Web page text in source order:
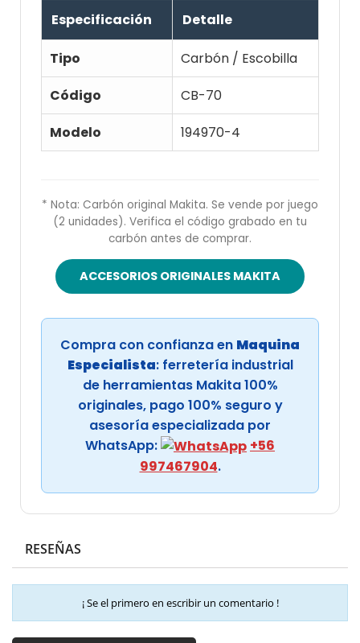
Especificación Detalle
Tipo
Carbón / Escobilla
Código
CB-70
Modelo
194970-4
* Nota: Carbón original Makita. Se vende por juego
(2 unidades). Verifica el código grabado en tu
carbón antes de comprar.
ACCESORIOS ORIGINALES MAKITA
Compra con confianza en Maquina
Especialista: ferretería industrial
de herramientas Makita 100%
originales, pago 100% seguro y
asesoría especializada por
WhatsApp:
+56
997467904.
RESEÑAS
¡ Se el primero en escribir un comentario !